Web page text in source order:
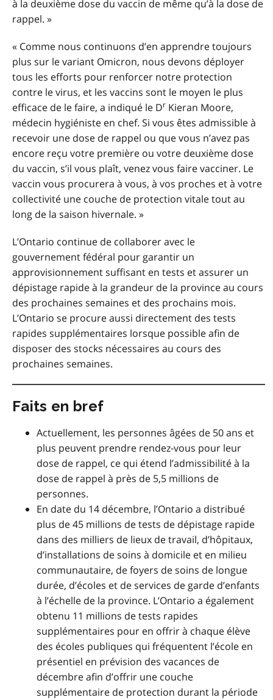
à la deuxième dose du vaccin de même qu’à la dose de
rappel. »
« Comme nous continuons d’en apprendre toujours
plus sur le variant Omicron, nous devons déployer
tous les efforts pour renforcer notre protection
contre le virus, et les vaccins sont le moyen le plus
efficace de le faire, a indiqué le Dr Kieran Moore,
médecin hygiéniste en chef. Si vous êtes admissible à
recevoir une dose de rappel ou que vous n’avez pas
encore reçu votre première ou votre deuxième dose
du vaccin, s’il vous plaît, venez vous faire vacciner. Le
vaccin vous procurera à vous, à vos proches et à votre
collectivité une couche de protection vitale tout au
long de la saison hivernale. »
L’Ontario continue de collaborer avec le
gouvernement fédéral pour garantir un
approvisionnement suffisant en tests et assurer un
dépistage rapide à la grandeur de la province au cours
des prochaines semaines et des prochains mois.
L’Ontario se procure aussi directement des tests
rapides supplémentaires lorsque possible afin de
disposer des stocks nécessaires au cours des
prochaines semaines.
Faits en bref
Actuellement, les personnes âgées de 50 ans et
plus peuvent prendre rendez-vous pour leur
dose de rappel, ce qui étend l’admissibilité à la
dose de rappel à près de 5,5 millions de
personnes.
En date du 14 décembre, l’Ontario a distribué
plus de 45 millions de tests de dépistage rapide
dans des milliers de lieux de travail, d’hôpitaux,
d’installations de soins à domicile et en milieu
communautaire, de foyers de soins de longue
durée, d’écoles et de services de garde d’enfants
à l’échelle de la province. L’Ontario a également
obtenu 11 millions de tests rapides
supplémentaires pour en offrir à chaque élève
des écoles publiques qui fréquentent l’école en
présentiel en prévision des vacances de
décembre afin d’offrir une couche
supplémentaire de protection durant la période